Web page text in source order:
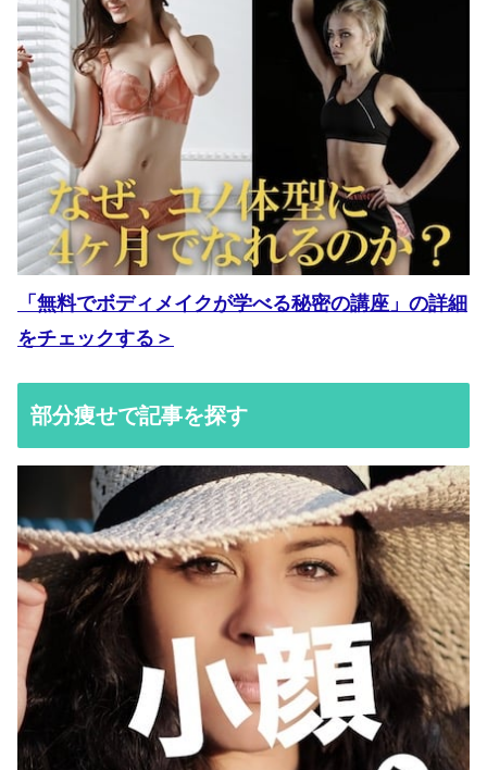
「無料でボディメイクが学べる秘密の講座」の詳細
をチェックする＞
部分痩せで記事を探す